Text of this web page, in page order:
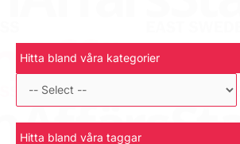
Hitta bland våra kategorier
Hitta bland våra taggar